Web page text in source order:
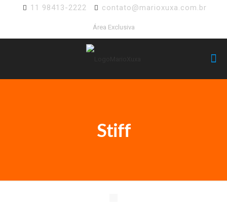
11 98413-2222 contato@marioxuxa.com.br
Área Exclusiva
Stiff